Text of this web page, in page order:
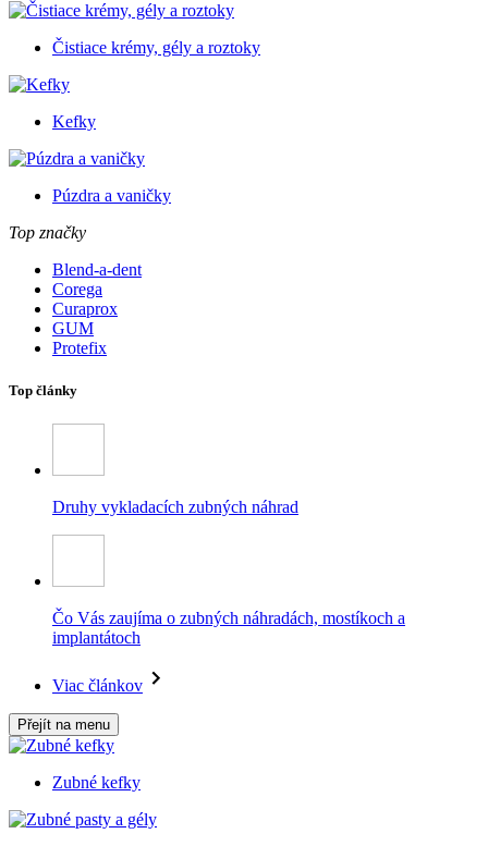
Čistiace krémy, gély a roztoky
Kefky
Púzdra a vaničky
Top značky
Blend-a-dent
Corega
Curaprox
GUM
Protefix
Top články
Druhy vykladacích zubných náhrad
Čo Vás zaujíma o zubných náhradách, mostíkoch a
implantátoch
Viac článkov
Přejít na menu
Zubné kefky